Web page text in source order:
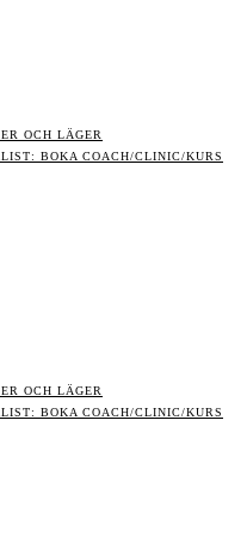
OCH LÄGER
BOKA COACH/CLINIC/KURS
OCH LÄGER
BOKA COACH/CLINIC/KURS